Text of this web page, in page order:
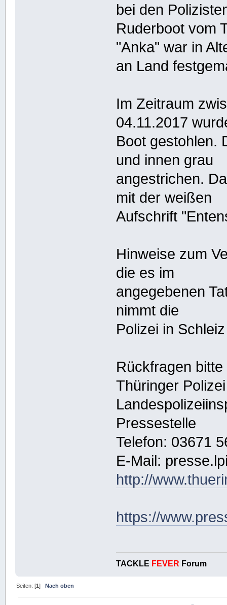
bei den
Ruderboot vom
"Anka" war in
an Land
Im Zeitraum
04.11.2017
Boot gestohlen.
und innen grau
angestrichen.
mit der weißen
Aufschrift
Hinweise zum
die es im
angegebenen
nimmt die
Polizei in
Rückfragen bitte
Thüringer Polizei
Pressestelle
Telefon: 03671
E-Mail:
http://
https://
TACKLE FEVER Forum
Seiten: [1]Nach oben